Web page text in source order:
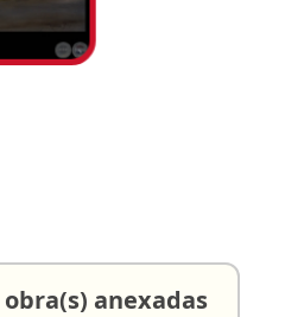
obra(s) anexadas